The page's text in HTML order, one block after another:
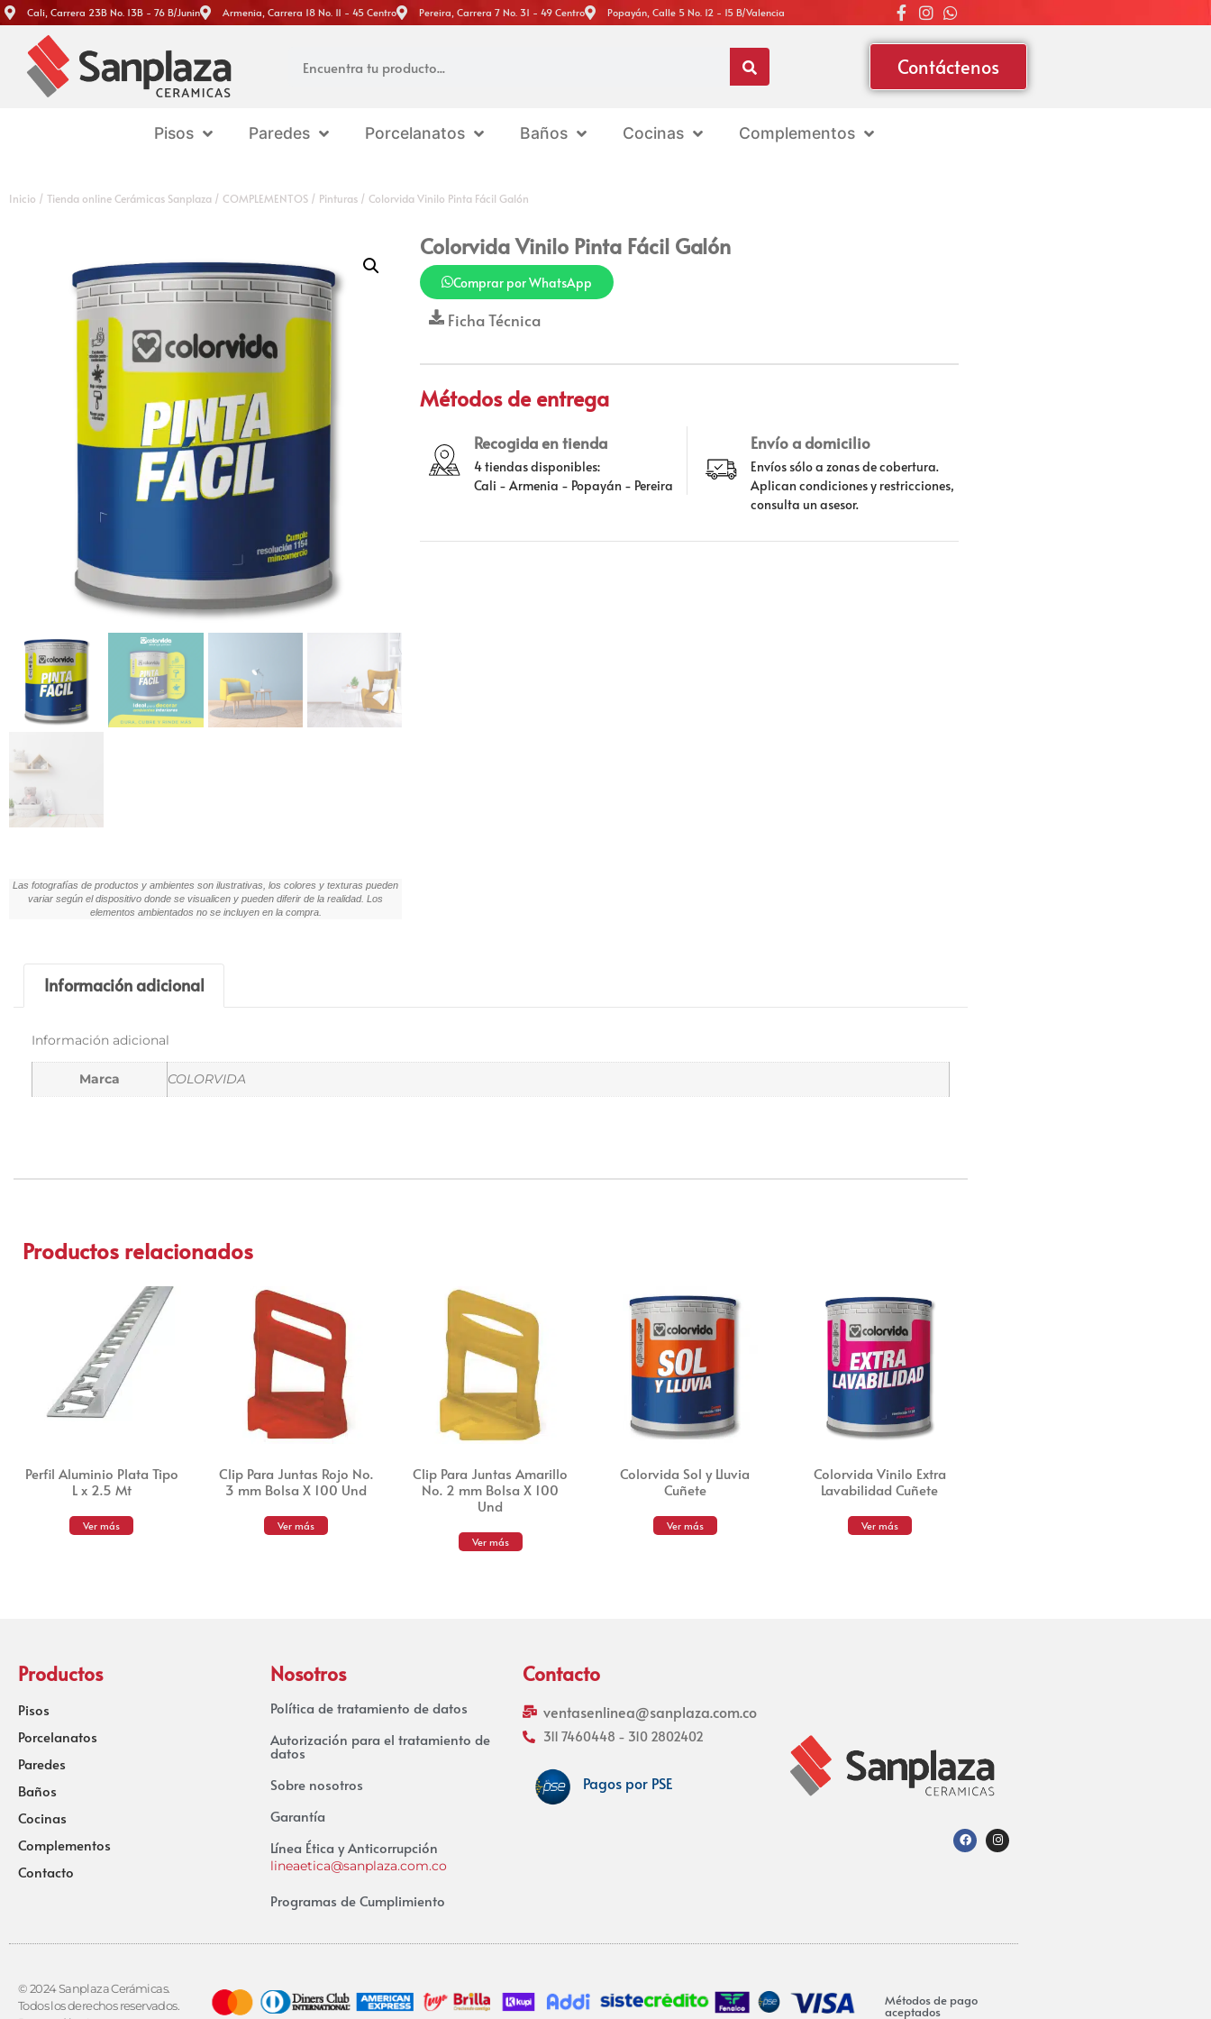
Cali, Carrera 23B No. 13B - 76 B/Junin Armenia, Carrera 18 No. 11 - 45 Centro Pereira, Carrera 7 No. 31 - 49 Centro Popayán, Calle 5 No. 12 - 15 B/Valencia
Contáctenos
Pisos Paredes Porcelanatos Baños Cocinas Complementos
Inicio / Tienda online Cerámicas Sanplaza / COMPLEMENTOS / Pinturas / Colorvida Vinilo Pinta Fácil Galón
Las fotografías de productos y ambientes son ilustrativas, los colores y texturas pueden
variar según el dispositivo donde se visualicen y pueden diferir de la realidad. Los
elementos ambientados no se incluyen en la compra.
Colorvida Vinilo Pinta Fácil Galón
Comprar por WhatsApp
Ficha Técnica
Métodos de entrega
Recogida en tienda
4 tiendas disponibles:
Cali - Armenia - Popayán - Pereira
Envío a domicilio
Envíos sólo a zonas de cobertura.
Aplican condiciones y restricciones,
consulta un asesor.
Información adicional
Información adicional
Marca COLORVIDA
Productos relacionados
Perfil Aluminio Plata Tipo
L x 2.5 Mt
Ver más
Clip Para Juntas Rojo No.
3 mm Bolsa X 100 Und
Ver más
Clip Para Juntas Amarillo
No. 2 mm Bolsa X 100
Und
Ver más
Colorvida Sol y Lluvia
Cuñete
Ver más
Colorvida Vinilo Extra
Lavabilidad Cuñete
Ver más
Productos
Pisos
Porcelanatos
Paredes
Baños
Cocinas
Complementos
Contacto
Nosotros
Política de tratamiento de datos
Autorización para el tratamiento de
datos
Sobre nosotros
Garantía
Línea Ética y Anticorrupción
lineaetica@sanplaza.com.co
Programas de Cumplimiento
Contacto
ventasenlinea@sanplaza.com.co
311 7460448 - 310 2802402
Pagos por PSE
© 2024 Sanplaza Cerámicas.
Todos los derechos reservados.
Métodos de pago
aceptados